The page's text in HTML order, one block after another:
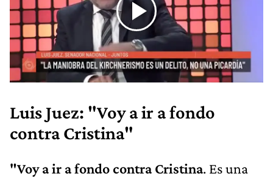
Luis Juez: "Voy a ir a fondo
contra Cristina"
"Voy a ir a fondo contra Cristina. Es una